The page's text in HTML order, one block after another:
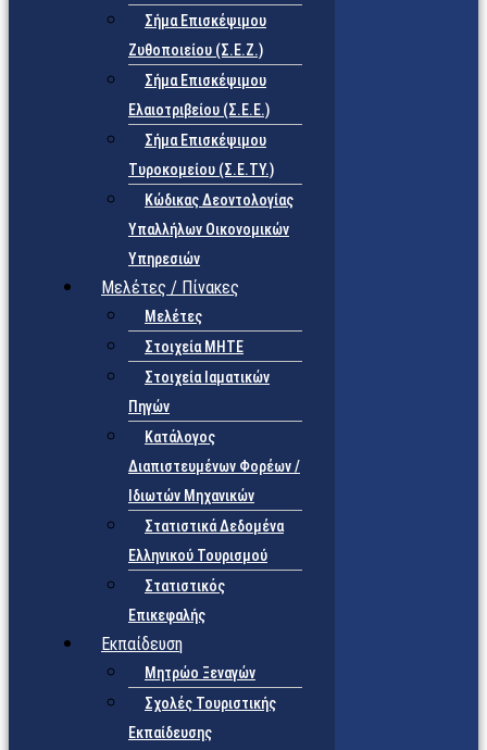
Σήμα Επισκέψιμου
Ζυθοποιείου (Σ.Ε.Ζ.)
Σήμα Επισκέψιμου
Ελαιοτριβείου (Σ.Ε.Ε.)
Σήμα Επισκέψιμου
Τυροκομείου (Σ.Ε.TY.)
Κώδικας Δεοντολογίας
Υπαλλήλων Οικονομικών
Υπηρεσιών
Μελέτες / Πίνακες
Μελέτες
Στοιχεία ΜΗΤΕ
Στοιχεία Ιαματικών
Πηγών
Κατάλογος
Διαπιστευμένων Φορέων /
Ιδιωτών Μηχανικών
Στατιστικά Δεδομένα
Ελληνικού Τουρισμού
Στατιστικός
Επικεφαλής
Εκπαίδευση
Μητρώο Ξεναγών
Σχολές Τουριστικής
Εκπαίδευσης